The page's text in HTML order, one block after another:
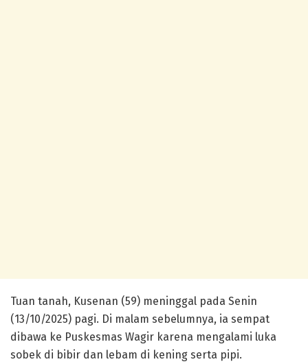
Tuan tanah, Kusenan (59) meninggal pada Senin
(13/10/2025) pagi. Di malam sebelumnya, ia sempat
dibawa ke Puskesmas Wagir karena mengalami luka
sobek di bibir dan lebam di kening serta pipi.